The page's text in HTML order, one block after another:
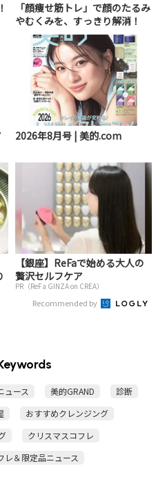
「顔痩せ筋トレ」で顔のたるみ
やむくみを、すっきり解消！
2026年8月号 | 美的.com
【銀座】ReFaで始める大人の
贅沢セルフケア
PR（ReFa GINZA on CREA）
Recommended by
ュース 美的GRAND
診断
おすすめクレンジング
クリスマスコフレ
レ＆限定品ニュース